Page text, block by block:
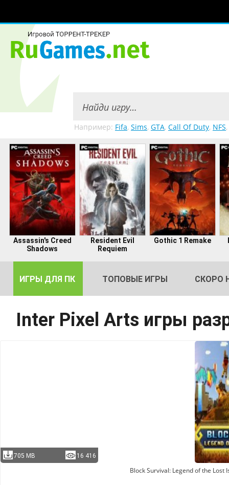
Например: Fifa, Sims, GTA, Call Of Duty, NFS,
Assassin's Creed
Shadows
Resident Evil
Requiem
Gothic 1 Remake
ИГРЫ ДЛЯ ПК ТОПОВЫЕ ИГРЫ СКОРО
Inter Pixel Arts игры
705 MB 16 416
Block Survival: Legend of the